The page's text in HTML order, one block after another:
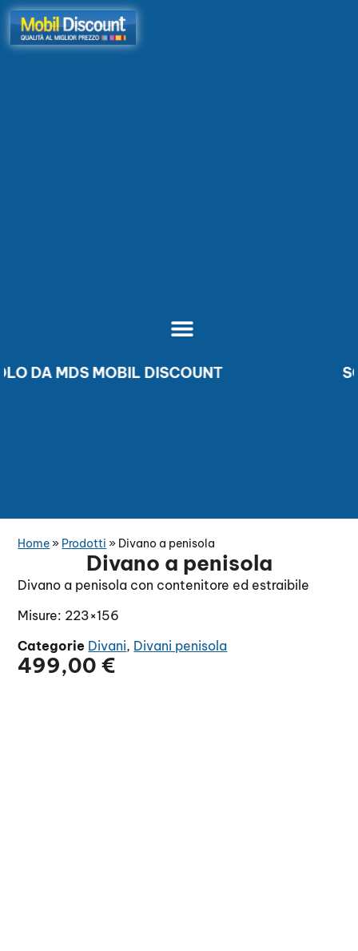
SCONTI DAL 50 AL 70% SOLO DA MDS MOBIL
DA MDS MOBIL DISCOUNT
Home » Prodotti » Divano a penisola
Divano a penisola
Divano a penisola con contenitore ed estraibile
Misure: 223×156
Categorie Divani, Divani penisola
499,00€